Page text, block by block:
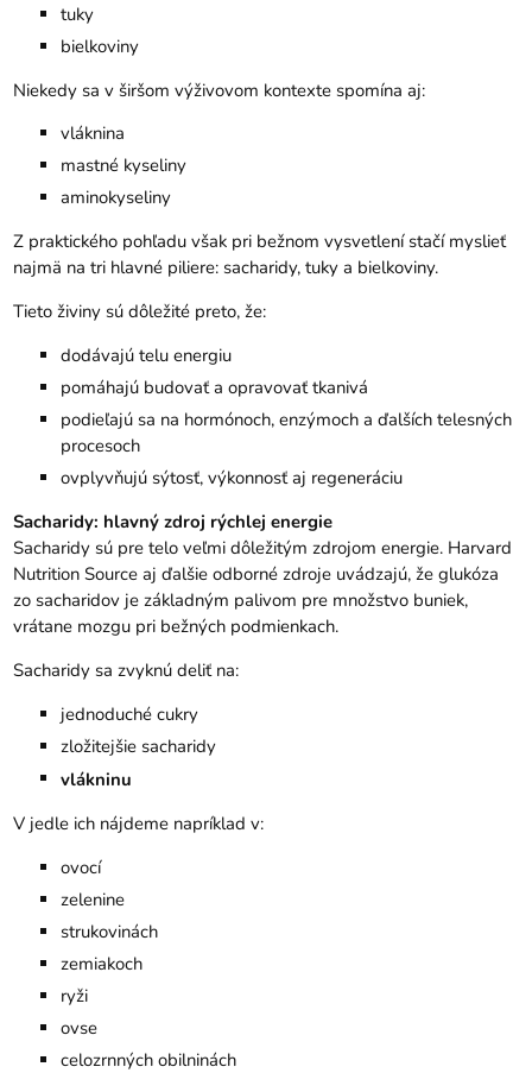
tuky
bielkoviny
Niekedy sa v širšom výživovom kontexte spomína aj:
vláknina
mastné kyseliny
aminokyseliny
Z praktického pohľadu však pri bežnom vysvetlení stačí myslieť
najmä na tri hlavné piliere: sacharidy, tuky a bielkoviny.
Tieto živiny sú dôležité preto, že:
dodávajú telu energiu
pomáhajú budovať a opravovať tkanivá
podieľajú sa na hormónoch, enzýmoch a ďalších telesných
procesoch
ovplyvňujú sýtosť, výkonnosť aj regeneráciu
Sacharidy: hlavný zdroj rýchlej energie
Sacharidy sú pre telo veľmi dôležitým zdrojom energie. Harvard
Nutrition Source aj ďalšie odborné zdroje uvádzajú, že glukóza
zo sacharidov je základným palivom pre množstvo buniek,
vrátane mozgu pri bežných podmienkach.
Sacharidy sa zvyknú deliť na:
jednoduché cukry
zložitejšie sacharidy
vlákninu
V jedle ich nájdeme napríklad v:
ovocí
zelenine
strukovinách
zemiakoch
ryži
ovse
celozrnných obilninách